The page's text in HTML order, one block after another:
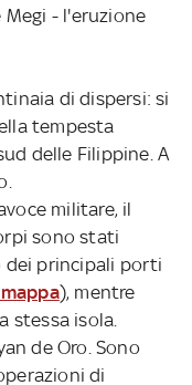
- l'eruzione
di dispersi: si
tempesta
delle Filippine. A
militare, il
sono stati
dei principali porti
), mentre
stessa isola.
de Oro. Sono
di